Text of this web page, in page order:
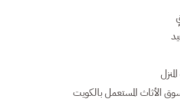
الأثاث المستعمل بالكويت